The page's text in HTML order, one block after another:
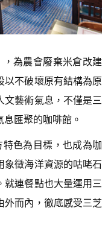
為農會廢棄米倉改建
以不破壞原有結構為原
文藝術氣息，不僅是三
匯聚的咖啡館。
色為目標，也成為咖
象徵海洋資源的咕咾石
就連餐點也大量運用三
外而內，徹底感受三芝